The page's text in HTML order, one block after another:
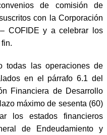
de comisión de
con la Corporación
COFIDE y a celebrar los
todas las operaciones de
en el párrafo 6.1 del
Financiera de Desarrollo
máximo de sesenta (60)
los estados financieros
de Endeudamiento y